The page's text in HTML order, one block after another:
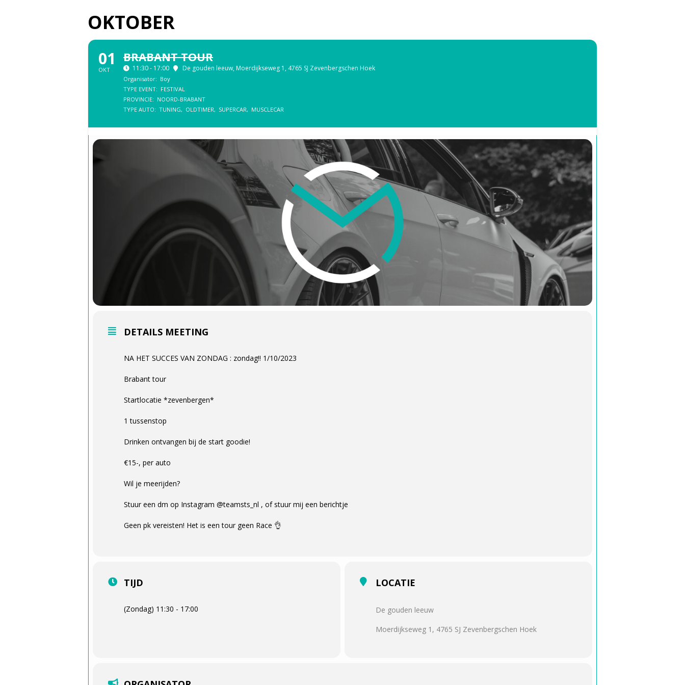
OKTOBER
01
OKT
BRABANT TOUR
11:30 - 17:00 De gouden leeuw, Moerdijkseweg 1, 4765 SJ Zevenbergschen Hoek
Organisator: Boy
TYPE EVENT: FESTIVAL
PROVINCIE: NOORD-BRABANT
TYPE AUTO: TUNING, OLDTIMER, SUPERCAR, MUSCLECAR
DETAILS MEETING
NA HET SUCCES VAN ZONDAG : zondag‼️ 1/10/2023
Brabant tour
Startlocatie *zevenbergen*
1 tussenstop
Drinken ontvangen bij de start goodie!
€15-, per auto
Wil je meerijden?
Stuur een dm op Instagram @teamsts_nl , of stuur mij een berichtje
Geen pk vereisten! Het is een tour geen Race 👌
TIJD
(Zondag) 11:30 - 17:00
LOCATIE
De gouden leeuw
Moerdijkseweg 1, 4765 SJ Zevenbergschen Hoek